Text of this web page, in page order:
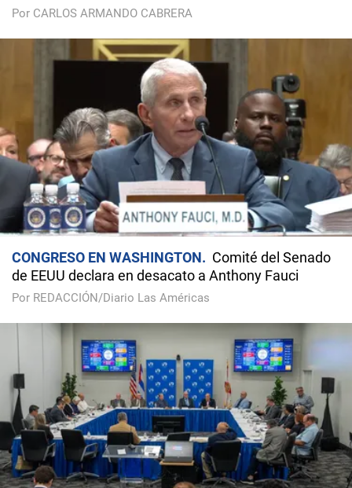
Por CARLOS ARMANDO CABRERA
CONGRESO EN WASHINGTON
Comité del Senado
de EEUU declara en desacato a Anthony Fauci
Por REDACCIÓN/Diario Las Américas